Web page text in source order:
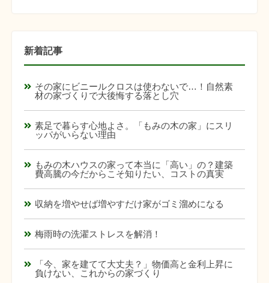
新着記事
その家にビニールクロスは使わないで…！自然素
材の家づくりで大後悔する落とし穴
素足で暮らす心地よさ。「もみの木の家」にスリ
ッパがいらない理由
もみの木ハウスの家って本当に「高い」の？建築
費高騰の今だからこそ知りたい、コストの真実
収納を増やせば増やすだけ家がゴミ溜めになる
梅雨時の洗濯ストレスを解消！
「今、家を建てて大丈夫？」物価高と金利上昇に
負けない、これからの家づくり